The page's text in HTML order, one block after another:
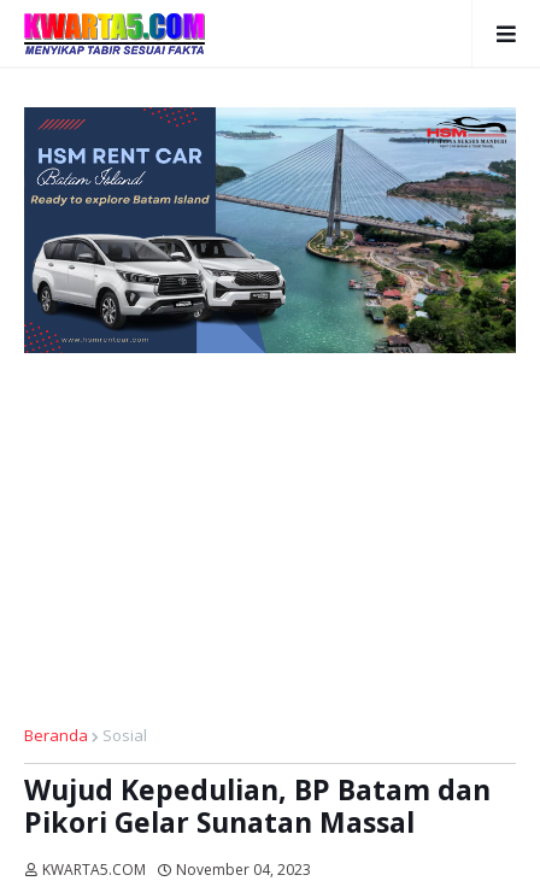
Beranda Sosial
Wujud Kepedulian, BP Batam dan
Pikori Gelar Sunatan Massal
KWARTA5.COM November 04, 2023